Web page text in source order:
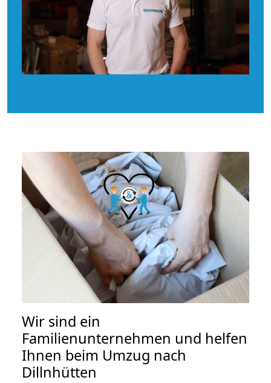
Wir sind ein
Familienunternehmen und helfen
Ihnen beim Umzug nach
Dillnhütten